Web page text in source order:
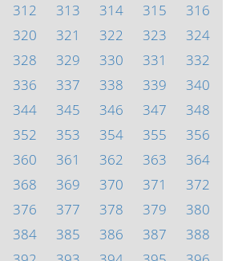
312 313 314 315
316
320 321 322 323
324
328 329 330 331
332
336 337 338 339
340
344 345 346 347
348
352 353 354 355
356
360 361 362 363
364
368 369 370 371
372
376 377 378 379
380
384 385 386 387
388